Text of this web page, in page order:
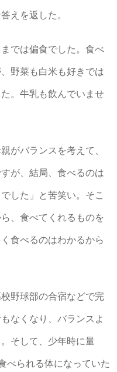
えを返した。
では偏食でした。食べ
野菜も白米も好きでは
。牛乳も飲んでいませ
がバランスを考えて、
が、結局、食べるのは
した」と苦笑い。そこ
、食べてくれるものを
食べるのはわかるから
野球部の合宿などで完
なくなり、バランスよ
そして、少年時に量
べられる体になっていた